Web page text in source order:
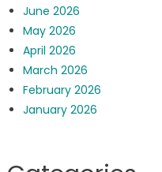
June 2026
May 2026
April 2026
March 2026
February 2026
January 2026